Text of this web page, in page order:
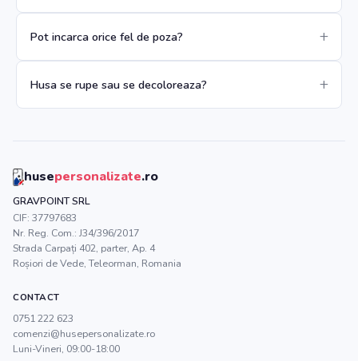
Pot incarca orice fel de poza?
Husa se rupe sau se decoloreaza?
husepersonalizate.ro
GRAVPOINT SRL
CIF: 37797683
Nr. Reg. Com.: J34/396/2017
Strada Carpați 402, parter, Ap. 4
Roșiori de Vede,Teleorman, Romania
CONTACT
0751 222 623
comenzi@husepersonalizate.ro
Luni-Vineri, 09:00-18:00